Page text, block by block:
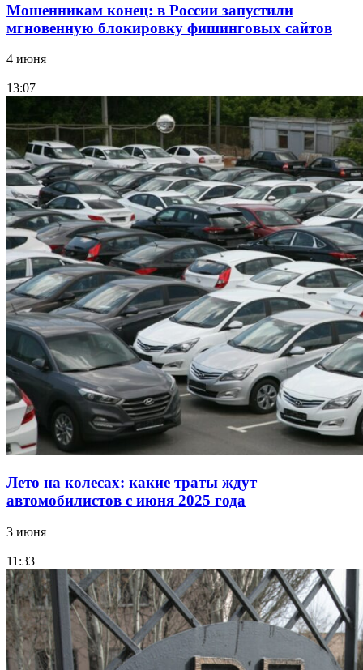
Мошенникам конец: в России запустили
мгновенную блокировку фишинговых сайтов
4 июня
13:07
Лето на колесах: какие траты ждут
автомобилистов с июня 2025 года
3 июня
11:33